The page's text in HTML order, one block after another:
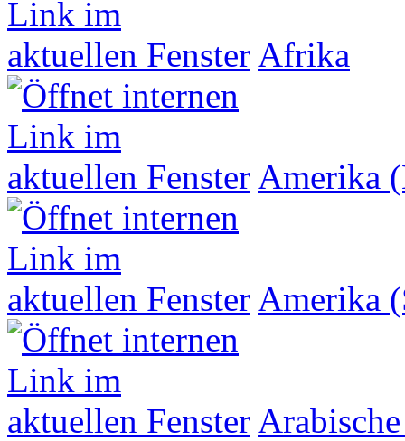
Afrika
Amerika
Amerika